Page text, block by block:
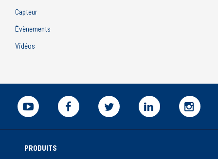
Capteur
Évènements
Vidéos
PRODUITS